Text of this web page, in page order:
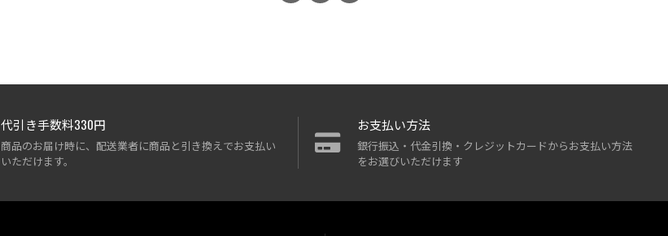
代引き手数料330円
商品のお届け時に、配送業者に商品と引き換えでお支払い
いただけます。
お支払い方法
銀行振込・代金引換・クレジットカードからお支払い方法
をお選びいただけます